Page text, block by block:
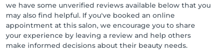
we have some unverified reviews available below that you
may also find helpful. If you've booked an online
appointment at this salon, we encourage you to share
your experience by leaving a review and help others
make informed decisions about their beauty needs.